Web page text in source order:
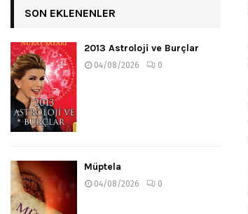
SON EKLENENLER
2013 Astroloji ve Burçlar
04/08/2026 0
Müptela
04/08/2026 0